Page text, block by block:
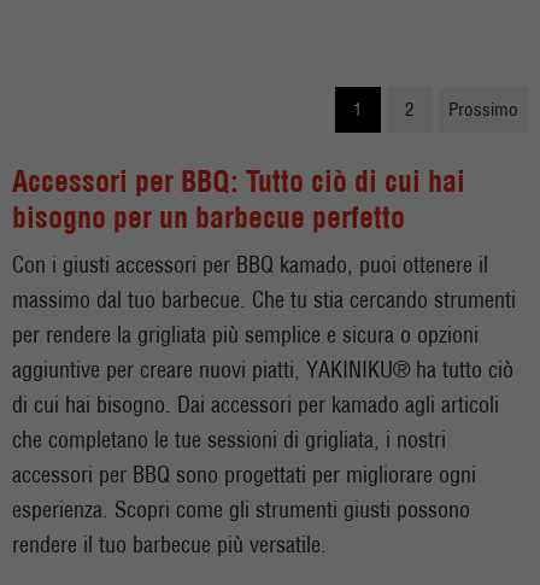
1 2 Prossimo
Accessori per BBQ: Tutto ciò di cui hai
bisogno per un barbecue perfetto
Con i giusti accessori per BBQ kamado, puoi ottenere il
massimo dal tuo barbecue. Che tu stia cercando strumenti
per rendere la grigliata più semplice e sicura o opzioni
aggiuntive per creare nuovi piatti, YAKINIKU® ha tutto ciò
di cui hai bisogno. Dai accessori per kamado agli articoli
che completano le tue sessioni di grigliata, i nostri
accessori per BBQ sono progettati per migliorare ogni
esperienza. Scopri come gli strumenti giusti possono
rendere il tuo barbecue più versatile.